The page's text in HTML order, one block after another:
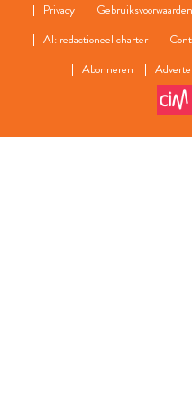
Privacy
Gebruiksvoorwaarden
AI: redactioneel charter
Abonneren